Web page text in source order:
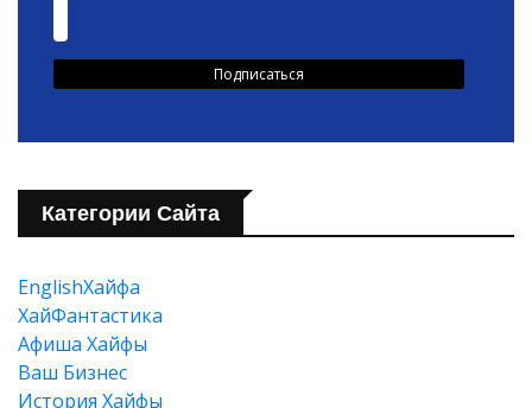
Категории Сайта
EnglishХайфа
XайФантастика
Афиша Хайфы
Ваш Бизнес
История Хайфы